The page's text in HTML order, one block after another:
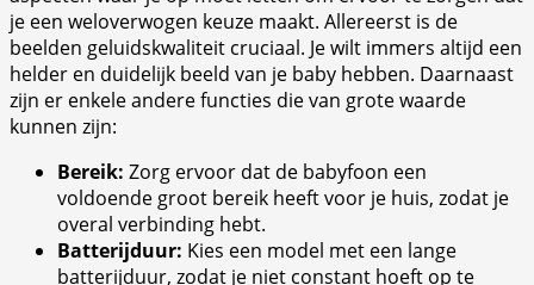
je een weloverwogen keuze maakt. Allereerst is de
beelden geluidskwaliteit cruciaal. Je wilt immers altijd een
helder en duidelijk beeld van je baby hebben. Daarnaast
zijn er enkele andere functies die van grote waarde
kunnen zijn:
Bereik: Zorg ervoor dat de babyfoon een
voldoende groot bereik heeft voor je huis, zodat je
overal verbinding hebt.
Batterijduur: Kies een model met een lange
batterijduur, zodat je niet constant hoeft op te